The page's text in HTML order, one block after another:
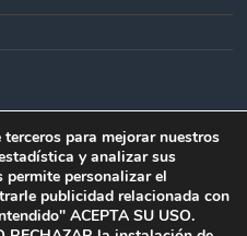
para mejorar nuestros
y analizar sus
permite personalizar el
publicidad relacionada con
ACEPTA SU USO.